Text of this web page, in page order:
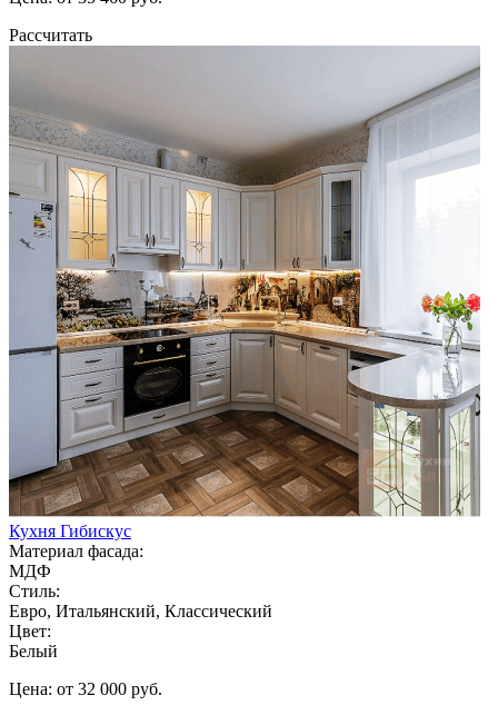
Рассчитать
Кухня Гибискус
Материал фасада:
МДФ
Стиль:
Евро, Итальянский, Классический
Цвет:
Белый
Цена: от 32 000 руб.